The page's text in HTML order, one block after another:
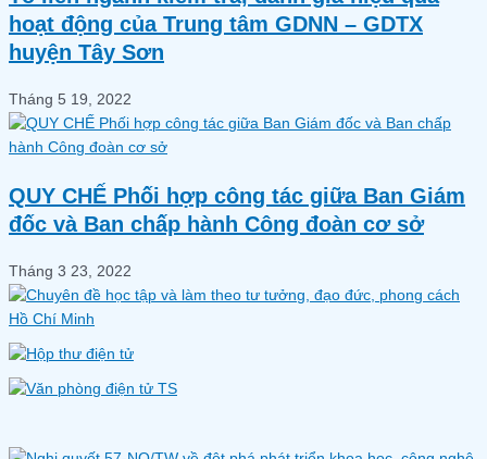
hoạt động của Trung tâm GDNN – GDTX
huyện Tây Sơn
Tháng 5 19, 2022
QUY CHẾ Phối hợp công tác giữa Ban Giám
đốc và Ban chấp hành Công đoàn cơ sở
Tháng 3 23, 2022